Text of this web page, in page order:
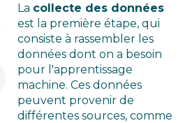
La collecte des données
est la première étape, qui
consiste à rassembler les
données dont on a besoin
pour l'apprentissage
machine. Ces données
peuvent provenir de
différentes sources, comme